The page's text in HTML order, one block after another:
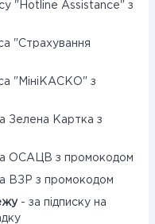
"Hotline Assistance" з
"Страхування
"МініКАСКО" з
Зелена Картка з
ОСАЦВ з промокодом
ВЗР з промокодом
- за підписку на